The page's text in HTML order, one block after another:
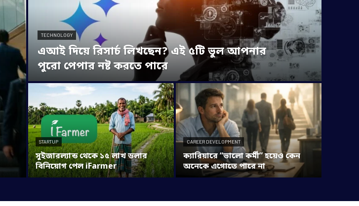
TECHNOLOGY
এআই দিয়ে রিসার্চ লিখছেন? এই ৫টি ভুল আপনার
পুরো পেপার নষ্ট করতে পারে
STARTUP
সুইজারল্যান্ড থেকে ১৫ লাখ ডলার
বিনিয়োগ পেল iFarmer
CAREER DEVELOPMENT
ক্যারিয়ারে “ভালো কর্মী” হয়েও কেন
অনেকে এগোতে পারে না